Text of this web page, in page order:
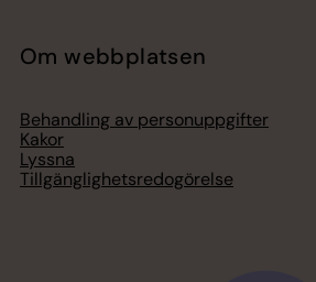
Om webbplatsen
Behandling av personuppgifter
Kakor
Lyssna
Tillgänglighetsredogörelse